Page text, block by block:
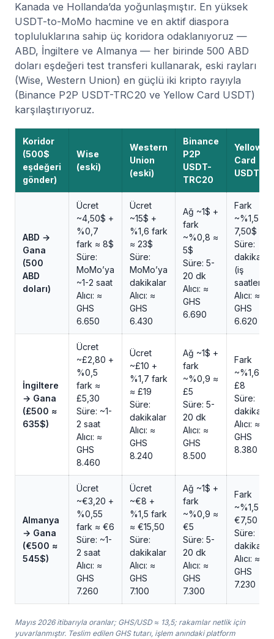
Kanada ve Hollanda’da yoğunlaşmıştır. En yüksek
USDT-to-MoMo hacmine ve en aktif diaspora
topluluklarına sahip üç koridora odaklanıyoruz —
ABD, İngiltere ve Almanya — her birinde 500 ABD
doları eşdeğeri test transferi kullanarak, eski rayları
(Wise, Western Union) en güçlü iki kripto rayıyla
(Binance P2P USDT-TRC20 ve Yellow Card USDT)
karşılaştırıyoruz.
Koridor
(500$
eşdeğeri
gönder)
Wise
(eski)
Western
Union
(eski)
Binance
P2P
USDT-
TRC20
Yellow
Card
USDT
ABD →
Gana
(500
ABD
doları)
Ücret
~4,50$ +
%0,7
fark ≈ 8$
Süre:
MoMo’ya
~1-2 saat
Alıcı: ≈
GHS
6.650
Ücret
~15$ +
%1,6 fark
≈ 23$
Süre:
MoMo’ya
dakikalar
Alıcı: ≈
GHS
6.430
Ağ ~1$ +
fark
~%0,8 ≈
5$
Süre: 5-
20 dk
Alıcı: ≈
GHS
6.690
Fark
~%1,5 ≈
7,50$
Süre:
dakikalar
(iş
saatleri)
Alıcı: ≈
GHS
6.620
İngiltere
→ Gana
(£500 ≈
635$)
Ücret
~£2,80 +
%0,5
fark ≈
£5,30
Süre: ~1-
2 saat
Alıcı: ≈
GHS
8.460
Ücret
~£10 +
%1,7 fark
≈ £19
Süre:
dakikalar
Alıcı: ≈
GHS
8.240
Ağ ~1$ +
fark
~%0,9 ≈
£5
Süre: 5-
20 dk
Alıcı: ≈
GHS
8.500
Fark
~%1,6 ≈
£8
Süre:
dakikalar
Alıcı: ≈
GHS
8.380
Almanya
→ Gana
(€500 ≈
545$)
Ücret
~€3,20 +
%0,55
fark ≈ €6
Süre: ~1-
2 saat
Alıcı: ≈
GHS
7.260
Ücret
~€8 +
%1,5 fark
≈ €15,50
Süre:
dakikalar
Alıcı: ≈
GHS
7.100
Ağ ~1$ +
fark
~%0,9 ≈
€5
Süre: 5-
20 dk
Alıcı: ≈
GHS
7.300
Fark
~%1,5 ≈
€7,50
Süre:
dakikalar
Alıcı: ≈
GHS
7.230
Mayıs 2026 itibarıyla oranlar; GHS/USD ≈ 13,5; rakamlar netlik için
yuvarlanmıştır. Teslim edilen GHS tutarı, işlem anındaki platform